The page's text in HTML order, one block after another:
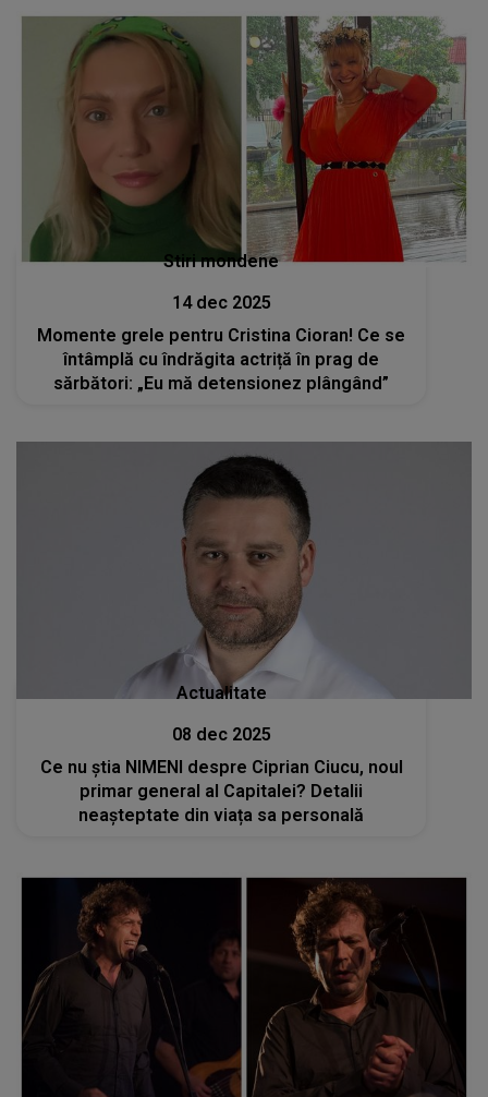
Stiri mondene
14 dec 2025
Momente grele pentru Cristina Cioran! Ce se
întâmplă cu îndrăgita actriță în prag de
sărbători: „Eu mă detensionez plângând”
Actualitate
08 dec 2025
Ce nu știa NIMENI despre Ciprian Ciucu, noul
primar general al Capitalei? Detalii
neașteptate din viața sa personală